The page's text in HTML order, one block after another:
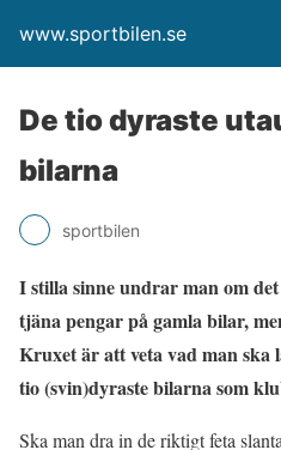
www.sportbilen.se
De tio dyraste
bilarna
sportbilen
I stilla sinne undrar man om
tjäna pengar på gamla bilar,
Kruxet är att veta vad man
tio (svin)dyraste bilarna som
Ska man dra in de riktigt feta